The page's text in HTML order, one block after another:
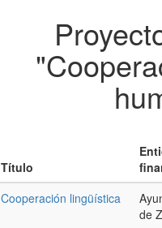
Título
Cooperación lingüística
de